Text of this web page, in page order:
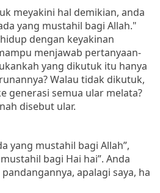
meyakini hal demikian, anda
yang mustahil bagi Allah."
dengan keyakinan
menjawab pertanyaan-
yang dikutuk itu hanya
Walau tidak dikutuk,
generasi semua ular melata?
disebut ular.
yang mustahil bagi Allah”,
bagi Hai hai”. Anda
apalagi saya, ha